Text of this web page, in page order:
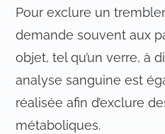
Pour exclure un
demande souvent aux
objet, tel qu’un verre, à
analyse sanguine est
réalisée afin d’exclure
métaboliques.